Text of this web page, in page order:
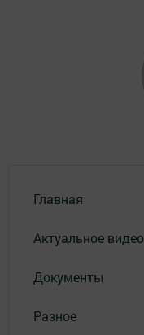
Главная
Актуальное видео
Документы
Разное